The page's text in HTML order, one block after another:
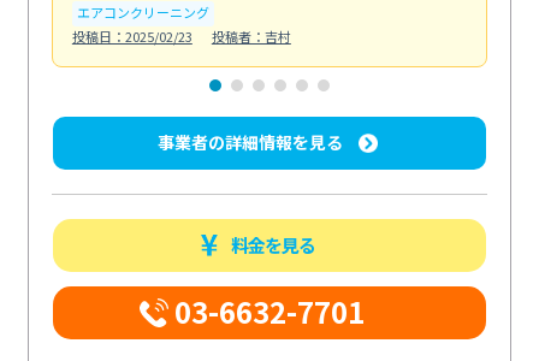
エアコンクリーニング
投稿日：2025/02/23
投稿者：吉村
事業者の詳細情報を見る
料金を見る
03-6632-7701